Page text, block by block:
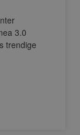
3.0
trendige